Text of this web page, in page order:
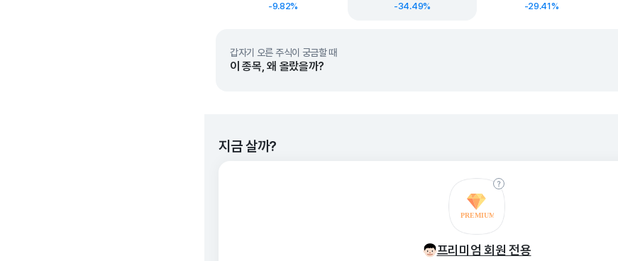
-9.82% -34.49% -29.41%
갑자기 오른 주식이 궁금할 때
이 종목, 왜 올랐을까?
지금 살까?
프리미엄 회원 전용